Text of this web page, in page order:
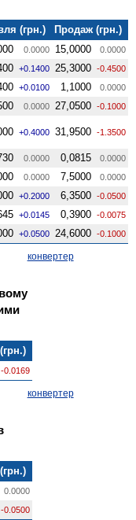
(грн.)
Продаж (грн.)
0.0000 15,0000 0.0000
+0.1400 25,3000 -0.4500
+0.0100 1,1000 0.0000
0.0000 27,0500 -0.1000
+0.4000 31,9500 -1.3500
0.0000 0,0815 0.0000
0.0000 7,5000 0.0000
+0.2000 6,3500 -0.0500
+0.0145 0,3900 -0.0075
+0.0500 24,6000 -0.1000
конвертер
-0.0169
конвертер
0.0000
-0.0500